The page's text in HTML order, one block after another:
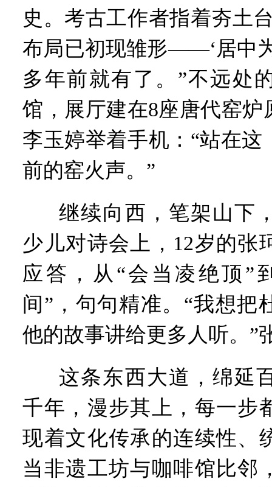
史。考古工作者指着夯土
布局已初现雏形——‘居中
多年前就有了。”不远处
馆，展厅建在8座唐代窑炉
李玉婷举着手机：“站在这
前的窑火声。”
继续向西，笔架山下
少儿对诗会上，12岁的张
应答，从“会当凌绝顶”
间”，句句精准。“我想把
他的故事讲给更多人听。”
这条东西大道，绵延
千年，漫步其上，每一步
现着文化传承的连续性、
当非遗工坊与咖啡馆比邻